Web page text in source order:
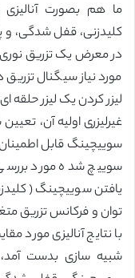
ما هم بصورت
کلیدزنی، قفل شدگی، و
در معرض یک تزریق نوری
مورد نیاز سیگنال
لیزر کردن یک لیزر حلقه
غیرلیزری اولیه آن،
سوییچینگ قابل
سوییچ شده مورد
یافتن سوییچینگ
توان و فرکانس تزریق
با نتایج آنالیزی مورد
شبیه سازی بدست